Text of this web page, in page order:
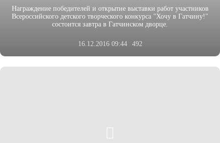
Награждение победителей и открытие выставки работ участников
Всероссийского детского творческого конкурса "Хочу в Гатчину!"
состоится завтра в Гатчинском дворце.
16.12.2016 09:44 492